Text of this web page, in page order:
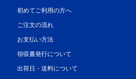
初めてご利用の方へ
ご注文の流れ
お支払い方法
領収書発行について
出荷日・送料について